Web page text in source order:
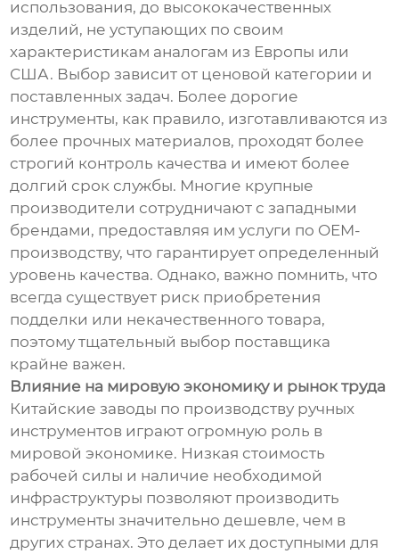
использования, до высококачественных
изделий, не уступающих по своим
характеристикам аналогам из Европы или
США. Выбор зависит от ценовой категории и
поставленных задач. Более дорогие
инструменты, как правило, изготавливаются из
более прочных материалов, проходят более
строгий контроль качества и имеют более
долгий срок службы. Многие крупные
производители сотрудничают с западными
брендами, предоставляя им услуги по OEM-
производству, что гарантирует определенный
уровень качества. Однако, важно помнить, что
всегда существует риск приобретения
подделки или некачественного товара,
поэтому тщательный выбор поставщика
крайне важен.
Влияние на мировую экономику и рынок труда
Китайские заводы по производству ручных
инструментов играют огромную роль в
мировой экономике. Низкая стоимость
рабочей силы и наличие необходимой
инфраструктуры позволяют производить
инструменты значительно дешевле, чем в
других странах. Это делает их доступными для